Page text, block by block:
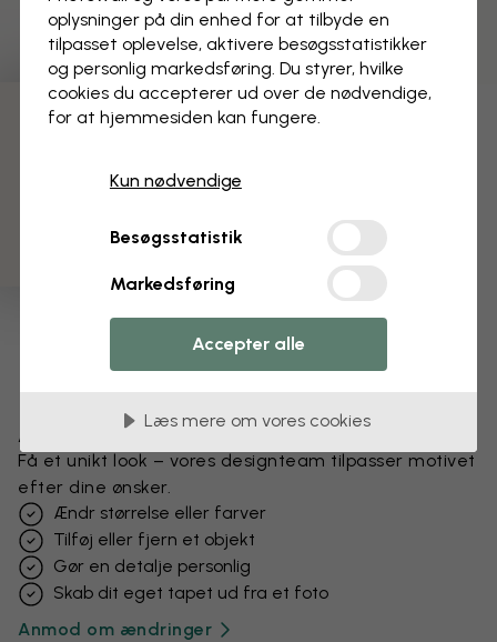
Ændr dit tapet
Få et unikt look – vores designteam tilpasser motivet
efter dine ønsker.
Ændr størrelse eller farver
Tilføj eller fjern et objekt
Gør en detalje personlig
Skab dit eget tapet ud fra et foto
Anmod om ændringer
oplysninger på din enhed for at tilbyde en
tilpasset oplevelse, aktivere besøgs­statistikker
og personlig markedsføring. Du styrer, hvilke
cookies du accepterer ud over de nødvendige,
for at hjemmesiden kan fungere.
Kun nødvendige
Besøgsstatistik
Markedsføring
Accepter alle
Læs mere om vores cookies